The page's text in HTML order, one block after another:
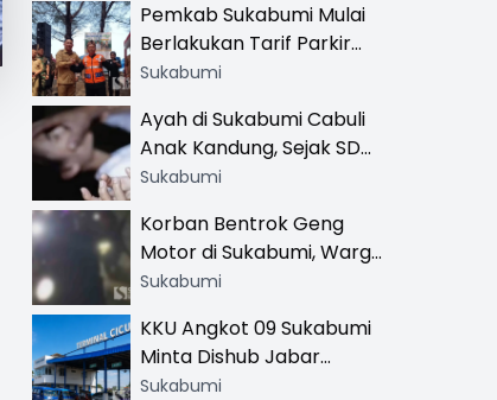
Pemkab Sukabumi Mulai
Berlakukan Tarif Parkir
Resmi di 13 Lokasi Wisata,
Khusus
Sukabumi
Ayah di Sukabumi Cabuli
Anak Kandung, Sejak SD
Hingga SMA
Sukabumi
Korban Bentrok Geng
Motor di Sukabumi, Warga
dan Sopir Tangki
Sukabumi
KKU Angkot 09 Sukabumi
Minta Dishub Jabar
Tertibkan Trayek Ciawi-
Sukabumi